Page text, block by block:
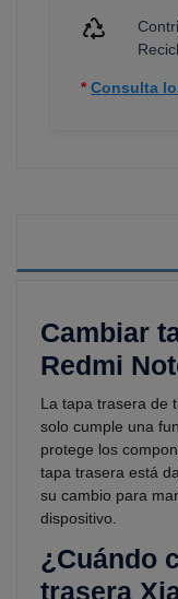
* Consulta
Cambiar
Redmi
La tapa trasera de
solo cumple una
protege los
tapa trasera está
su cambio para
dispositivo.
¿Cuándo
trasera